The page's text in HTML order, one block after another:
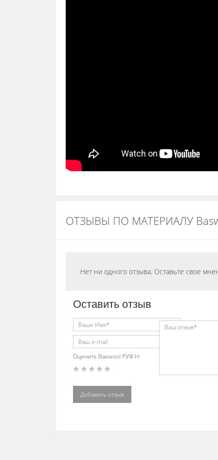
ОТЗЫВЫ ПО МАТЕРИАЛУ
Нет ни одного отзыва. Оставьте свое
Оставить отзыв
Оцените Baswool РУФ Н:
Добавить отзыв